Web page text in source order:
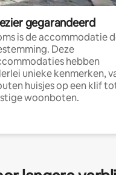
gegarandeerd
is de accommodatie
Deze
hebben
unieke kenmerken,
huisjes op een klif
woonboten.